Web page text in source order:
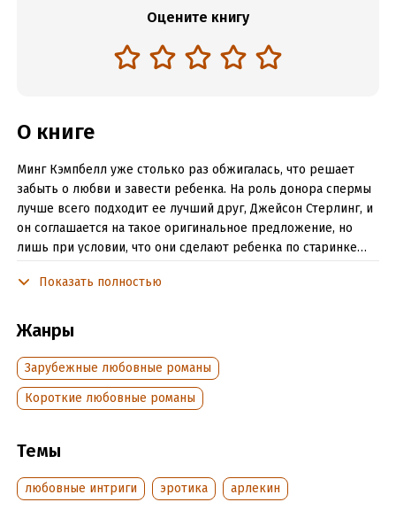
Оцените книгу
О книге
Минг Кэмпбелл уже столько раз обжигалась, что решает
забыть о любви и завести ребенка. На роль донора спермы
лучше всего подходит ее лучший друг, Джейсон Стерлинг, и
он соглашается на такое оригинальное предложение, но
лишь при условии, что они сделают ребенка по старинке…
Дата написания:
Объем:207447
Год издания:2024
ISBN (EAN): 9785227049780
Время на чтение:
Показать полностью
Жанры
Зарубежные любовные романы
Короткие любовные романы
Темы
любовные интриги эротика арлекин